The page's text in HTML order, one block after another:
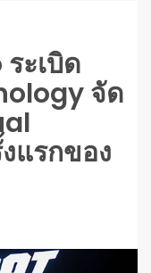
ะเบิด
จัด
แรกของ